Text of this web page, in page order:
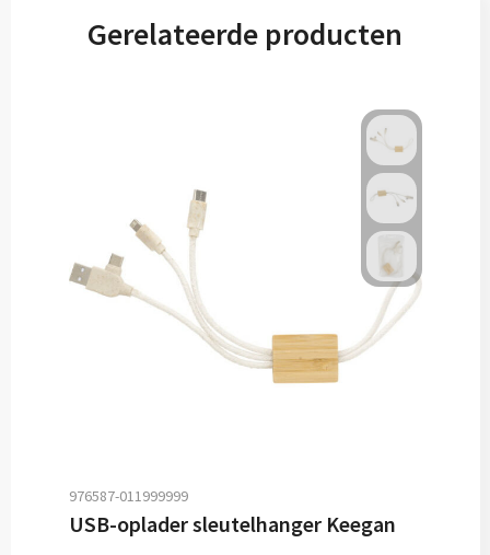
Gerelateerde producten
976587-011999999
USB-oplader sleutelhanger Keegan